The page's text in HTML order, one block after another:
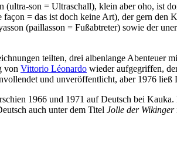
son = Ultraschall), klein aber oho, ist
= das ist doch keine Art), der gern
(paillasson = Fußabtreter) sowie der
teilten, drei albenlange Abenteuer
von Vittorio Léonardo wieder aufgegriffen,
und unveröffentlicht, aber 1976
1966 und 1971 auf Deutsch bei
auch unter dem Titel Jolle der Wikinger